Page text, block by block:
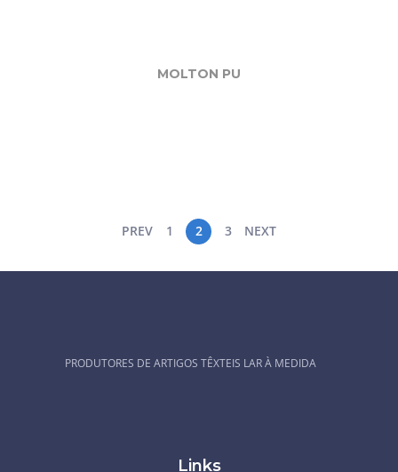
MOLTON PU
PREV 1 2 3 NEXT
PRODUTORES DE ARTIGOS TÊXTEIS LAR À MEDIDA
Links